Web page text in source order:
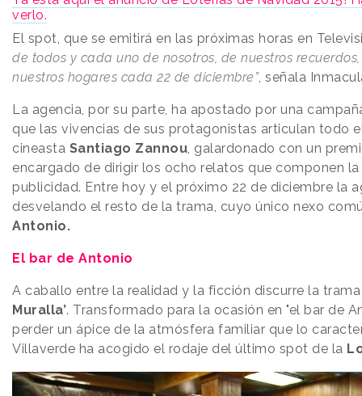
verlo.
El spot, que se emitirá en las próximas horas en
de todos y cada uno de nosotros, de nuestros
nuestros hogares cada 22 de diciembre”, señala
La agencia, por su parte, ha apostado por una
que las vivencias de sus protagonistas articulan todo
cineasta Santiago Zannou, galardonado con un
encargado de dirigir los ocho relatos que componen
publicidad. Entre hoy y el próximo 22 de diciembre la
desvelando el resto de la trama, cuyo único nexo
Antonio.
El bar de Antonio
A caballo entre la realidad y la ficción discurre la
Muralla’. Transformado para la ocasión en "el bar de
perder un ápice de la atmósfera familiar que lo
Villaverde ha acogido el rodaje del último spot de la